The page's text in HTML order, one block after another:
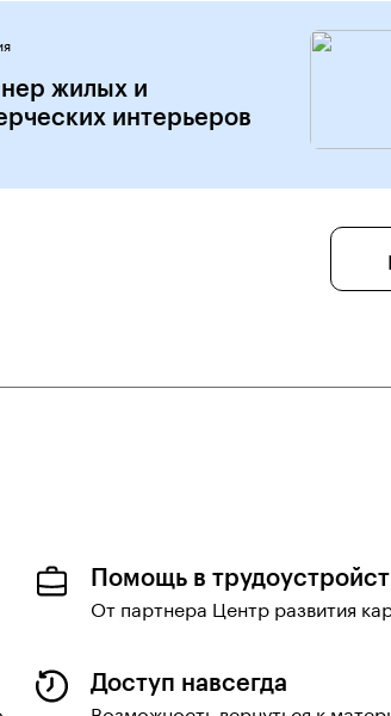
жилых и
интерьеров
Помощь в
От партнера Центр развития
Доступ навсегда